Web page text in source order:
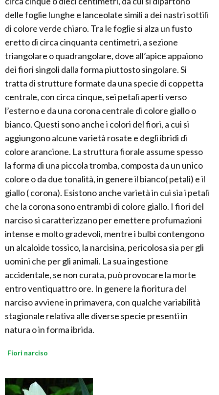
delle foglie lunghe e lanceolate simili a dei nastri sottili
di colore verde chiaro. Tra le foglie si alza un fusto
eretto di circa cinquanta centimetri, a sezione
triangolare o quadrangolare, dove all’apice appaiono
dei fiori singoli dalla forma piuttosto singolare. Si
tratta di strutture formate da una specie di coppetta
centrale, con circa cinque, sei petali aperti verso
l’esterno e da una corona centrale di colore giallo o
bianco. Questi sono anche i colori del fiori, a cui si
aggiungono alcune varietà rosate e degli ibridi di
colore arancione. La struttura fiorale assume spesso
la forma di una piccola tromba, composta da un unico
colore o da due tonalità, in genere il bianco( petali) e il
giallo ( corona). Esistono anche varietà in cui sia i petali
che la corona sono entrambi di colore giallo. I fiori del
narciso si caratterizzano per emettere profumazioni
intense e molto gradevoli, mentre i bulbi contengono
un alcaloide tossico, la narcisina, pericolosa sia per gli
uomini che per gli animali. La sua ingestione
accidentale, se non curata, può provocare la morte
entro ventiquattro ore. In genere la fioritura del
narciso avviene in primavera, con qualche variabilità
stagionale relativa alle diverse specie presenti in
natura o in forma ibrida.
Fiori narciso